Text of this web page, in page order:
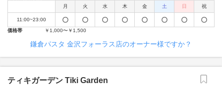
月
火 水 木 金 土 日 祝
11:00~23:00
価格帯
￥1,000〜￥1,500
鎌倉パスタ 金沢フォーラス店のオーナー様ですか？
ティキガーデン Tiki Garden